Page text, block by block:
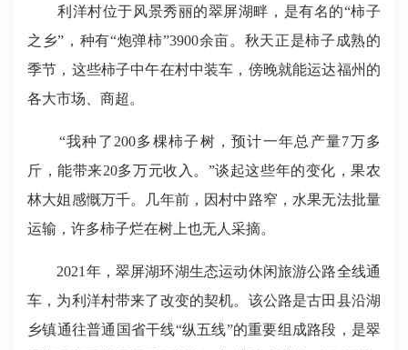
利洋村位于风景秀丽的翠屏湖畔，是有名的“柿子
之乡”，种有“炮弹柿”3900余亩。 秋天正是柿子成熟的
季节，这些柿子中午在村中装车，傍晚就能运达福州的
各大市场、商超。
“我种了200多棵柿子树，预计一年总产量7万多
斤，能带来20多万元收入。”谈起这些年的变化，果农
林大姐感慨万千。几年前，因村中路窄，水果无法批量
运输，许多柿子烂在树上也无人采摘。
2021年，翠屏湖环湖生态运动休闲旅游公路全线通
车，为利洋村带来了改变的契机。该公路是古田县沿湖
乡镇通往普通国省干线“纵五线”的重要组成路段，是翠